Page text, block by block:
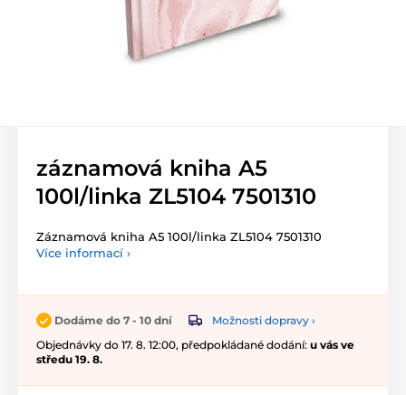
záznamová kniha A5
100l/linka ZL5104 7501310
Záznamová kniha A5 100l/linka ZL5104 7501310
Více informací ›
Dodáme do 7 - 10 dní
Možnosti dopravy ›
Objednávky do 17. 8. 12:00, předpokládané dodání: u vás ve
středu 19. 8.